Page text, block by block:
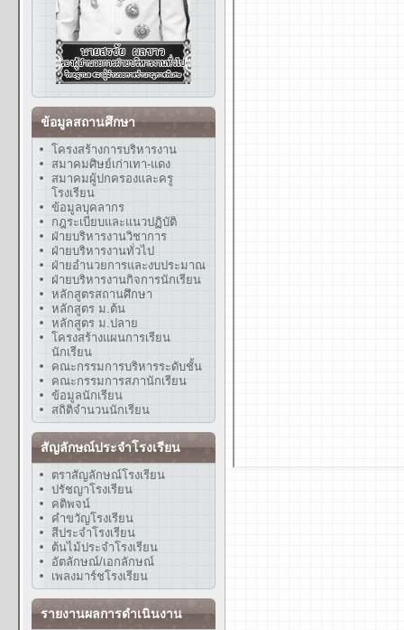
ข้อมูลสถานศึกษา
โครงสร้างการบริหารงาน
สมาคมศิษย์เก่าเทา-แดง
สมาคมผู้ปกครองและครู
โรงเรียน
ข้อมูลบุคลากร
กฎระเบียบและแนวปฏิบัติ
ฝ่ายบริหารงานวิชาการ
ฝ่ายบริหารงานทั่วไป
ฝ่ายอำนวยการและงบประมาณ
ฝ่ายบริหารงานกิจการนักเรียน
หลักสูตรสถานศึกษา
หลักสูตร ม.ต้น
หลักสูตร ม.ปลาย
โครงสร้างแผนการเรียน
นักเรียน
คณะกรรมการบริหารระดับชั้น
คณะกรรมการสภานักเรียน
ข้อมูลนักเรียน
สถิติจำนวนนักเรียน
สัญลักษณ์ประจำโรงเรียน
ตราสัญลักษณ์โรงเรียน
ปรัชญาโรงเรียน
คติพจน์
คำขวัญโรงเรียน
สีประจำโรงเรียน
ต้นไม้ประจำโรงเรียน
อัตลักษณ์/เอกลักษณ์
เพลงมาร์ชโรงเรียน
รายงานผลการดำเนินงาน